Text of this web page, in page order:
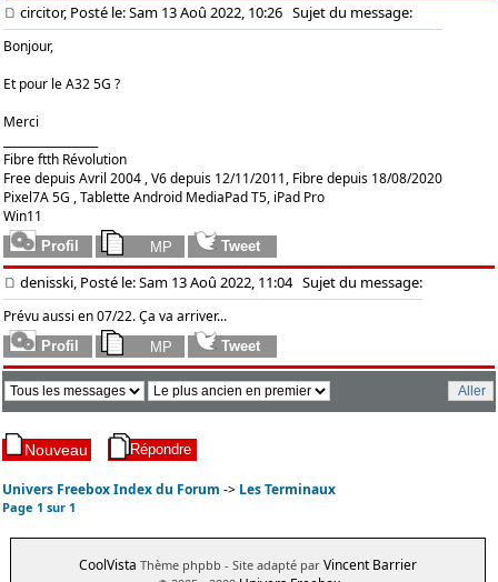
circitor, Posté le: Sam 13 Aoû 2022, 10:26 Sujet du message:
Bonjour,
Et pour le A32 5G ?
Merci
Fibre ftth Révolution
Free depuis Avril 2004 , V6 depuis 12/11/2011, Fibre depuis 18/08/2020
Pixel7A 5G , Tablette Android MediaPad T5, iPad Pro
Win11
denisski, Posté le: Sam 13 Aoû 2022, 11:04Sujet du message:
Prévu aussi en 07/22. Ça va arriver...
Univers Freebox Index du Forum -> Les Terminaux
Page1 sur1
CoolVista Thème phpbb - Site adapté par Vincent Barrier